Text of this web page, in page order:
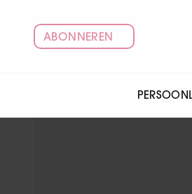
ABONNEREN